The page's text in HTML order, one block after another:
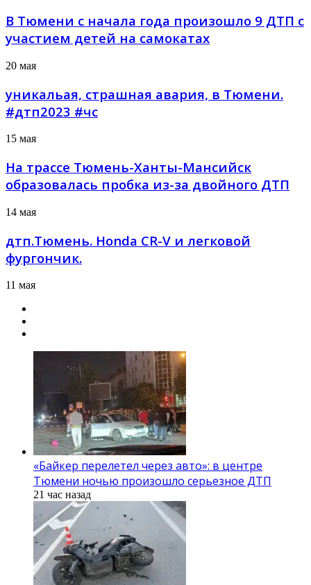
В Тюмени с начала года произошло 9 ДТП с
участием детей на самокатах
20 мая
уникальая, страшная авария, в Тюмени.
#дтп2023 #чс
15 мая
На трассе Тюмень-Ханты-Мансийск
образовалась пробка из-за двойного ДТП
14 мая
дтп.Тюмень. Honda CR-V и легковой
фургончик.
11 мая
«Байкер перелетел через авто»: в центре
Тюмени ночью произошло серьезное ДТП
21 час назад